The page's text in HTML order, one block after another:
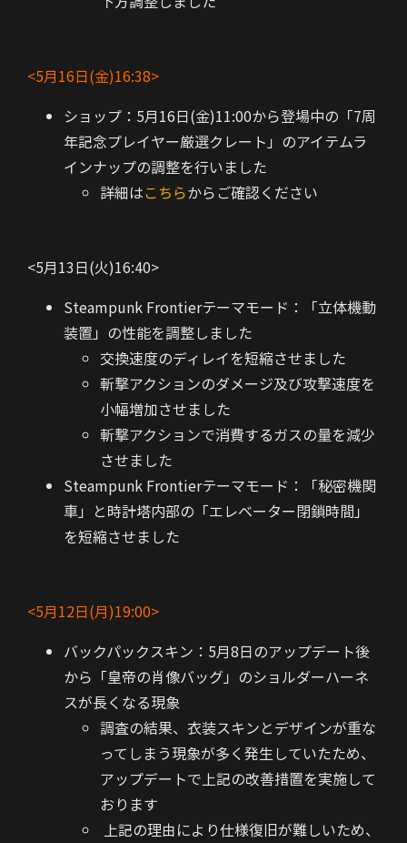
<5月16日(金)16:38>
ショップ：5月16日(金)11:00から登場中の「7周
年記念プレイヤー厳選クレート」のアイテムラ
インナップの調整を行いました
詳細はこちらからご確認ください
<5月13日(火)16:40>
Steampunk Frontierテーマモード：「立体機動
装置」の性能を調整しました
交換速度のディレイを短縮させました
斬撃アクションのダメージ及び攻撃速度を
小幅増加させました
斬撃アクションで消費するガスの量を減少
させました
Steampunk Frontierテーマモード：「秘密機関
車」と時計塔内部の「エレベーター閉鎖時間」
を短縮させました
<5月12日(月)19:00>
バックパックスキン：5月8日のアップデート後
から「皇帝の肖像バッグ」のショルダーハーネ
スが長くなる現象
調査の結果、衣装スキンとデザインが重な
ってしまう現象が多く発生していたため、
アップデートで上記の改善措置を実施して
おります
上記の理由により仕様復旧が難しいため、